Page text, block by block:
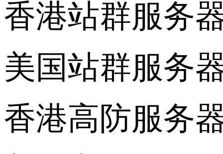
香港站群服务
美国站群服务
香港高防服务